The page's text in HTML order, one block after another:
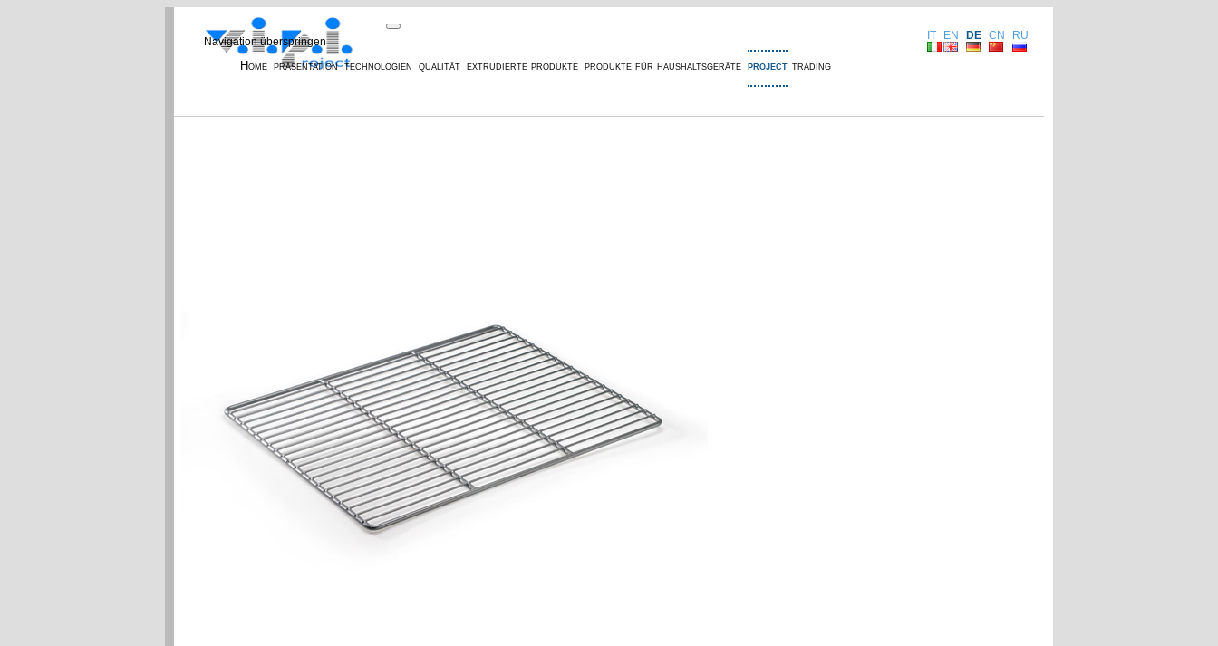
IT EN DE CN RU
Navigation überspringen
Home präsentation technologien qualität extrudierte produkte produkte für haushaltsgeräte project trading